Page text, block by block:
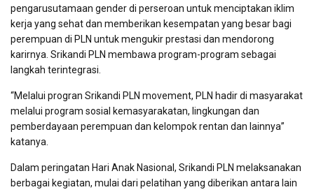
pengarusutamaan gender di perseroan untuk menciptakan iklim
kerja yang sehat dan memberikan kesempatan yang besar bagi
perempuan di PLN untuk mengukir prestasi dan mendorong
karirnya. Srikandi PLN membawa program-program sebagai
langkah terintegrasi.
“Melalui progran Srikandi PLN movement, PLN hadir di masyarakat
melalui program sosial kemasyarakatan, lingkungan dan
pemberdayaan perempuan dan kelompok rentan dan lainnya”
katanya.
Dalam peringatan Hari Anak Nasional, Srikandi PLN melaksanakan
berbagai kegiatan, mulai dari pelatihan yang diberikan antara lain